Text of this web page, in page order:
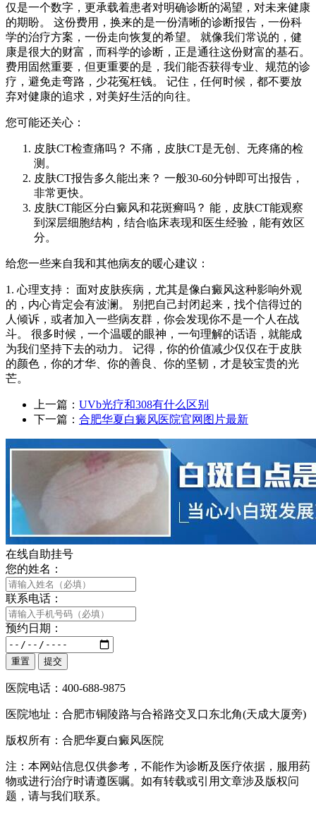
仅是一个数字，更承载着患者对明确诊断的渴望，对未来健康
的期盼。 这份费用，换来的是一份清晰的诊断报告，一份科
学的治疗方案，一份走向恢复的希望。 就像我们常说的，健
康是很大的财富，而科学的诊断，正是通往这份财富的基石。
费用固然重要，但更重要的是，我们能否获得专业、规范的诊
疗，避免走弯路，少花冤枉钱。 记住，任何时候，都不要放
弃对健康的追求，对美好生活的向往。
您可能还关心：
皮肤CT检查痛吗？ 不痛，皮肤CT是无创、无疼痛的检
测。
皮肤CT报告多久能出来？ 一般30-60分钟即可出报告，
非常更快。
皮肤CT能区分白癜风和花斑癣吗？ 能，皮肤CT能观察
到深层细胞结构，结合临床表现和医生经验，能有效区
分。
给您一些来自我和其他病友的暖心建议：
1. 心理支持： 面对皮肤疾病，尤其是像白癜风这种影响外观
的，内心肯定会有波澜。 别把自己封闭起来，找个信得过的
人倾诉，或者加入一些病友群，你会发现你不是一个人在战
斗。 很多时候，一个温暖的眼神，一句理解的话语，就能成
为我们坚持下去的动力。 记得，你的价值减少仅仅在于皮肤
的颜色，你的才华、你的善良、你的坚韧，才是较宝贵的光
芒。
上一篇： UVb光疗和308有什么区别
下一篇： 合肥华夏白癜风医院官网图片最新
在线自助挂号
您的姓名：
联系电话：
预约日期：
医院电话：400-688-9875
医院地址：合肥市铜陵路与合裕路交叉口东北角(天成大厦旁)
版权所有：合肥华夏白癜风医院
注：本网站信息仅供参考，不能作为诊断及医疗依据，服用药
物或进行治疗时请遵医嘱。如有转载或引用文章涉及版权问
题，请与我们联系。